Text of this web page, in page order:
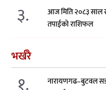
३.
आज मिति २०८३ साल
तपाईको राशिफल
भर्खरै
नारायणगढ–बुटवल